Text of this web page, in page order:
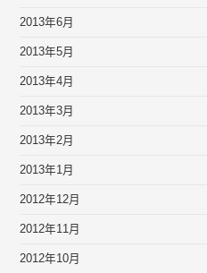
2013年6月
2013年5月
2013年4月
2013年3月
2013年2月
2013年1月
2012年12月
2012年11月
2012年10月